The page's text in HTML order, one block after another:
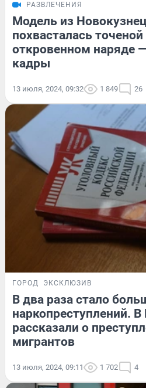
РАЗВЛЕЧЕНИЯ
Модель из
похвасталась
откровенном наряде
кадры
13 июля, 2024, 09:32 1 849 26
ГОРОД ЭКСКЛЮЗИВ
В два раза стало
наркопреступлений.
рассказали о
мигрантов
13 июля, 2024, 09:11 1 702 4